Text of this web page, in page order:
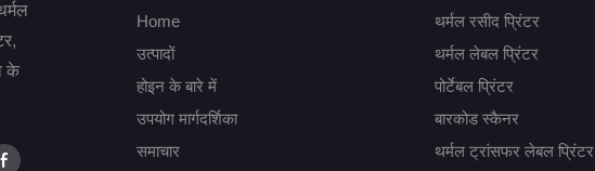
के
Home
उत्पादों
होइन के बारे में
उपयोग मार्गदर्शिका
समाचार
थर्मल रसीद प्रिंटर
थर्मल लेबल प्रिंटर
पोर्टेबल प्रिंटर
बारकोड स्कैनर
थर्मल ट्रांसफर लेबल प्रिंटर